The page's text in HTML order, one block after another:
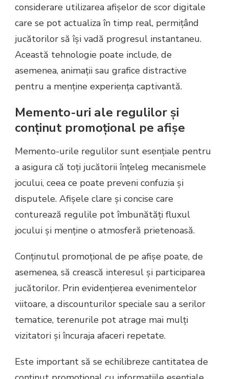
considerare utilizarea afișelor de scor digitale
care se pot actualiza în timp real, permițând
jucătorilor să își vadă progresul instantaneu.
Această tehnologie poate include, de
asemenea, animații sau grafice distractive
pentru a menține experiența captivantă.
Memento-uri ale regulilor și
conținut promoțional pe afișe
Memento-urile regulilor sunt esențiale pentru
a asigura că toți jucătorii înțeleg mecanismele
jocului, ceea ce poate preveni confuzia și
disputele. Afișele clare și concise care
conturează regulile pot îmbunătăți fluxul
jocului și menține o atmosferă prietenoasă.
Conținutul promoțional de pe afișe poate, de
asemenea, să crească interesul și participarea
jucătorilor. Prin evidențierea evenimentelor
viitoare, a discounturilor speciale sau a serilor
tematice, terenurile pot atrage mai mulți
vizitatori și încuraja afaceri repetate.
Este important să se echilibreze cantitatea de